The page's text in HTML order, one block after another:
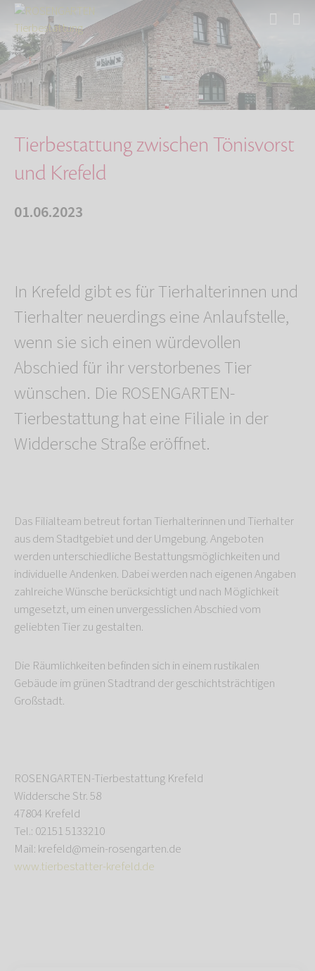
Start Über uns
Aktuelles
Tierbestattung zwischen Tönisvorst und Krefel…
Tierbestattung zwischen Tönisvorst
und Krefeld
01.06.2023
In Krefeld gibt es für Tierhalterinnen und
Tierhalter neuerdings eine Anlaufstelle,
wenn sie sich einen würdevollen
Abschied für ihr verstorbenes Tier
wünschen. Die ROSENGARTEN-
Tierbestattung hat eine Filiale in der
Widdersche Straße eröffnet.
Das Filialteam betreut fortan Tierhalterinnen und Tierhalter
aus dem Stadtgebiet und der Umgebung. Angeboten
werden unterschiedliche Bestattungsmöglichkeiten und
individuelle Andenken. Dabei werden nach eigenen Angaben
zahlreiche Wünsche berücksichtigt und nach Möglichkeit
umgesetzt, um einen unvergesslichen Abschied vom
geliebten Tier zu gestalten.
Die Räumlichkeiten befinden sich in einem rustikalen
Gebäude im grünen Stadtrand der geschichtsträchtigen
Großstadt.
ROSENGARTEN-Tierbestattung Krefeld
Widdersche Str. 58
47804 Krefeld
Tel.: 02151 5133210
Mail: krefeld@mein-rosengarten.de
www.tierbestatter-krefeld.de